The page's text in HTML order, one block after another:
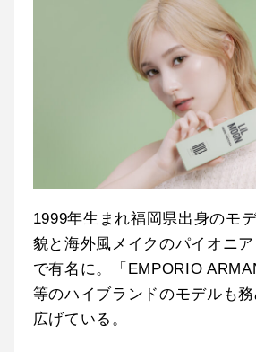
1999年生まれ福岡県出身のモ
貌と海外風メイクのパイオニ
で有名に。「EMPORIO
等のハイブランドのモデルも
広げている。